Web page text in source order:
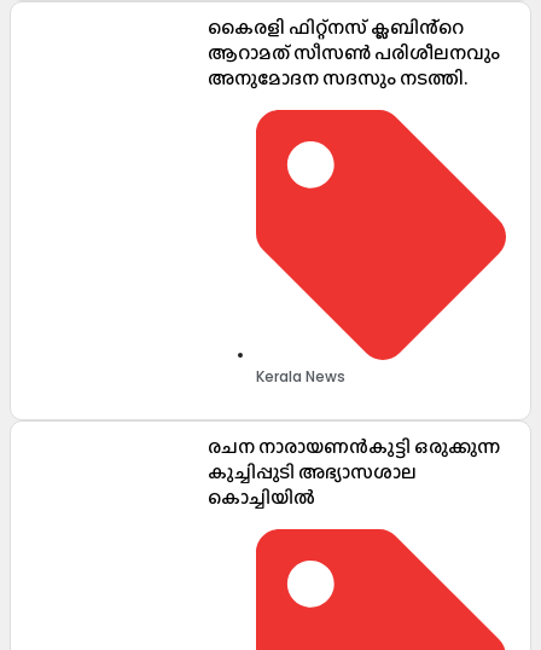
കൈരളി ഫിറ്റ്നസ് ക്ലബിൻ്റെ
ആറാമത് സീസൺ പരിശീലനവും
അനുമോദന സദസും നടത്തി.
Kerala News
രചന നാരായണൻകുട്ടി ഒരുക്കുന്ന
കുച്ചിപ്പുടി അഭ്യാസശാല
കൊച്ചിയിൽ